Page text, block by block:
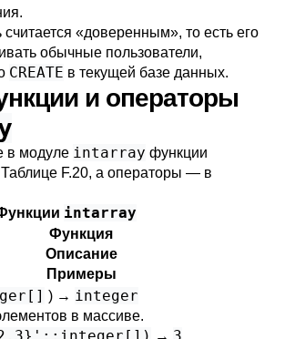
«доверенным», то есть его
обычные пользователи,
CREATE в текущей базе данных.
и операторы
в модуле intarray функции
Таблице F.20, а операторы — в
intarray
Функция
Описание
Примеры
) → integer
в массиве.
→